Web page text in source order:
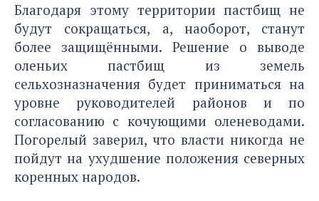
Благодаря этому территории пастбищ не
будут сокращаться, а, наоборот, станут
более защищёнными. Решение о выводе
оленьих пастбищ из земель
сельхозназначения будет приниматься на
уровне руководителей районов и по
согласованию с кочующими оленеводами.
Погорелый заверил, что власти никогда не
пойдут на ухудшение положения северных
коренных народов.